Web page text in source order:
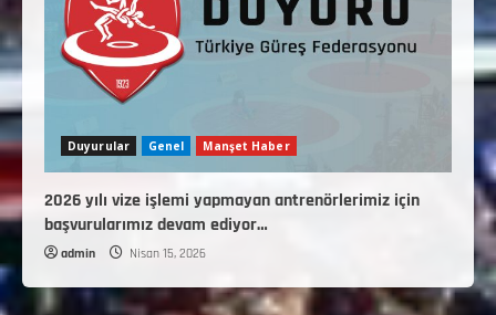
Duyurular Genel Manşet Haber
2026 yılı vize işlemi yapmayan antrenörlerimiz için
başvurularımız devam ediyor…
admin Nisan 15, 2026